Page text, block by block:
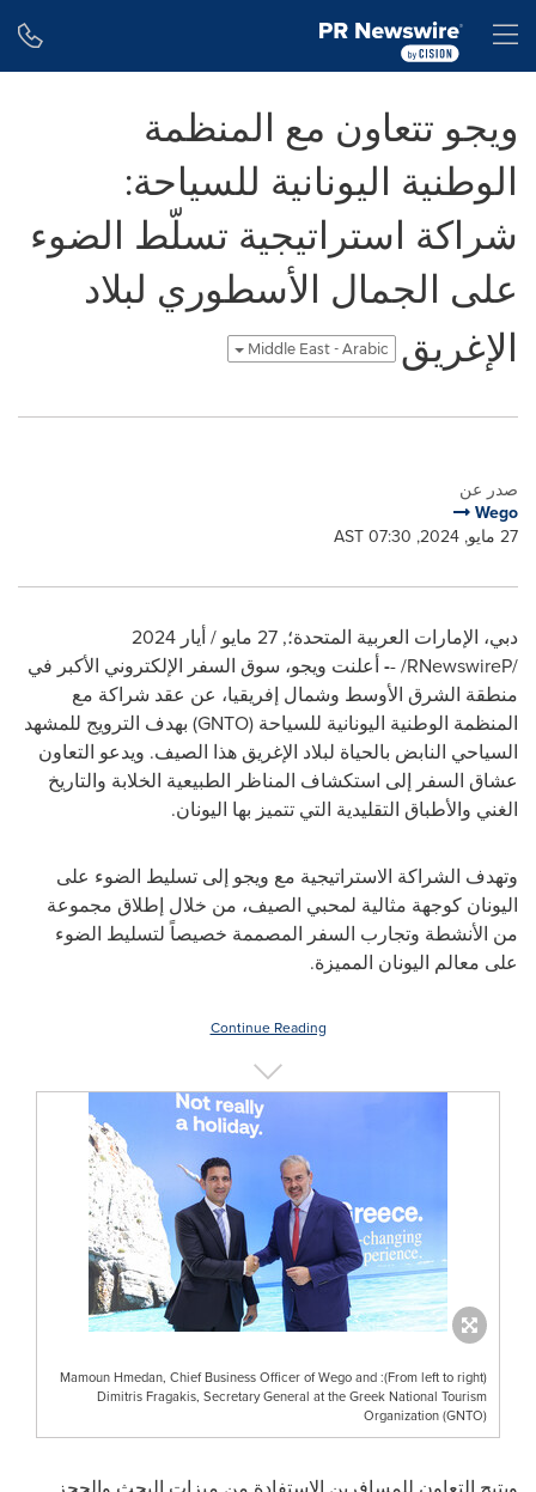
ويجو تتعاون مع المنظمة
الوطنية اليونانية للسياحة:
شراكة استراتيجية تسلّط الضوء
على الجمال الأسطوري لبلاد
الإغريق
Middle East - Arabic
صدر عن
Wego
27 مايو, 2024, 07:30 AST
دبي، الإمارات العربية المتحدة؛, 27 مايو / أيار 2024
/P
RNewswire
/ -
-أعلنت ويجو، سوق السفر الإلكتروني الأكبر في
منطقة الشرق الأوسط وشمال إفريقيا، عن عقد شراكة مع
المنظمة الوطنية اليونانية للسياحة (GNTO) بهدف الترويج للمشهد
السياحي النابض بالحياة لبلاد الإغريق هذا الصيف. ويدعو التعاون
عشاق السفر إلى استكشاف المناظر الطبيعية الخلابة والتاريخ
الغني والأطباق التقليدية التي تتميز بها اليونان.
وتهدف الشراكة الاستراتيجية مع ويجو إلى تسليط الضوء على
اليونان كوجهة مثالية لمحبي الصيف، من خلال إطلاق مجموعة
من الأنشطة وتجارب السفر المصممة خصيصاًلتسليط الضوء
على معالم اليونان المميزة.
Continue Reading
(From left to right): Mamoun Hmedan, Chief Business Officer of Wego and
Dimitris Fragakis, Secretary General at the Greek National Tourism
Organization (GNTO)